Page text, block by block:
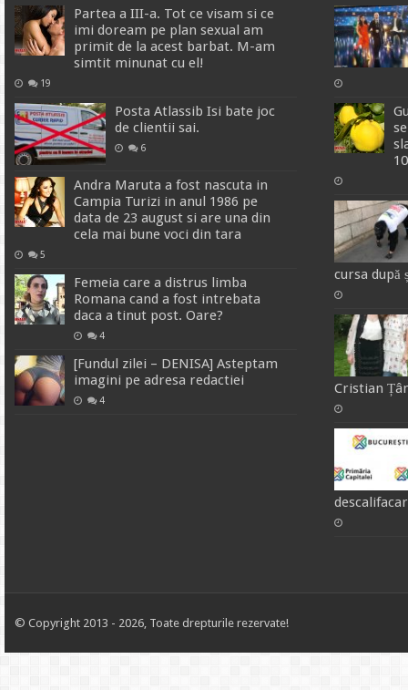
Partea a III-a. Tot ce visam si ce
imi doream pe plan sexual am
primit de la acest barbat. M-am
simtit minunat cu el!
19
Posta Atlassib Isi bate joc
de clientii sai.
6
Andra Maruta a fost nascuta in
Campia Turizi in anul 1986 pe
data de 23 august si are una din
cela mai bune voci din tara
5
Femeia care a distrus limba
Romana cand a fost intrebata
daca a tinut post. Oare?
4
[Fundul zilei – DENISA] Asteptam
imagini pe adresa redactiei
4
cursa după
Cristian
© Copyright 2013 - 2026, Toate drepturile rezervate!